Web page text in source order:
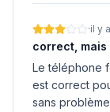
·il y
correct, mais
Le téléphone
est correct
sans